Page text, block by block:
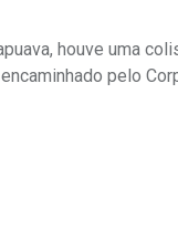
houve uma
pelo